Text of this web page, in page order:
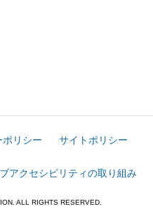
ポリシー サイトポリシー
アクセシビリティの取り組み
ALL RIGHTS RESERVED.